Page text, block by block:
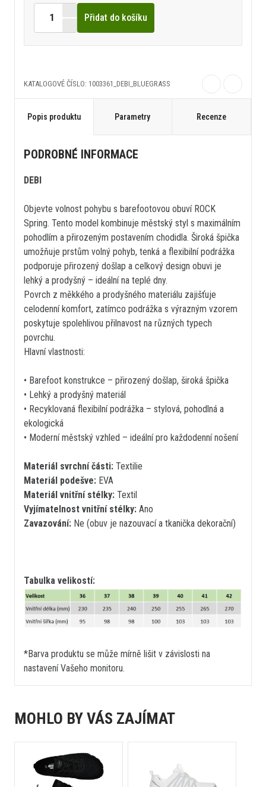
Přidat do košíku
KATALOGOVÉ ČÍSLO: 1003361_DEBI_BLUEGRASS
Popis produktu Parametry Recenze
PODROBNÉ INFORMACE
DEBI
Objevte volnost pohybu s barefootovou obuví ROCK
Spring. Tento model kombinuje městský styl s maximálním
pohodlím a přirozeným postavením chodidla. Široká špička
umožňuje prstům volný pohyb, tenká a flexibilní podrážka
podporuje přirozený došlap a celkový design obuvi je
lehký a prodyšný – ideální na teplé dny.
Povrch z měkkého a prodyšného materiálu zajišťuje
celodenní komfort, zatímco podrážka s výrazným vzorem
poskytuje spolehlivou přilnavost na různých typech
povrchu.
Hlavní vlastnosti:
• Barefoot konstrukce – přirozený došlap, široká špička
• Lehký a prodyšný materiál
• Recyklovaná flexibilní podrážka – stylová, pohodlná a
ekologická
• Moderní městský vzhled – ideální pro každodenní nošení
Materiál svrchní části: Textilie
Materiál podešve: EVA
Materiál vnitřní stélky: Textil
Vyjímatelnost vnitřní stélky: Ano
Zavazování: Ne (obuv je nazouvací a tkanička dekorační)
Tabulka velikostí:
*Barva produktu se může mírně lišit v závislosti na
nastavení Vašeho monitoru.
MOHLO BY VÁS ZAJÍMAT